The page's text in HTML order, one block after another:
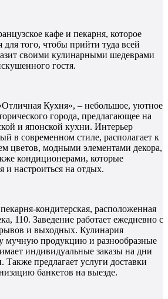
кафе и пекарня, которое
для того, чтобы прийти туда всей
своими кулинарными шедеврами
гостя.
Кухня», – небольшое, уютное
города, предлагающее на
и японской кухни. Интерьер
в современном стиле, располагает к
цветов, модными элементами декора,
кондиционерами, которые
и настроиться на отдых.
кондитерская, расположенная
110. Заведение работает ежедневно с
и выходных. Кулинария
мучную продукцию и разнообразные
индивидуальные заказы на дни
предлагает услуги доставки
банкетов на выезде.